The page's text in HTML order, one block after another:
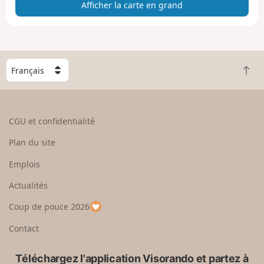
t
e
n
Afficher la carte en grand
C
h
o
e
u
p
a
R
e
CGU et confidentialité
Plan du site
Emplois
Actualités
Coup de pouce 2026
Contact
Téléchargez l'application Visorando et partez à